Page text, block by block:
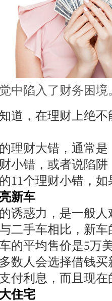
中陷入了财务困境
道，在理财上绝
理财大错，通常
小错，或者说陷阱
11个理财小错，
新车
诱惑力，是一般
二手车相比，新车
的平均售价是5万
数人会选择借钱
付利息，而且现在
住宅